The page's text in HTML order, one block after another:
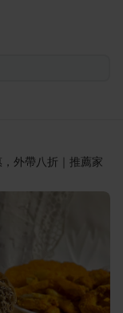
外帶八折｜推薦家